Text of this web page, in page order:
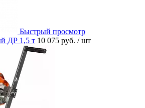
Быстрый просмотр
ДР 1,5 т 10 075 руб. / шт